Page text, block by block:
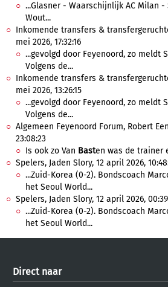
...Glasner - Waarschijnlijk AC Milan -
Wout...
Inkomende transfers &
mei 2026, 17:32:16
...gevolgd door Feyenoord, zo meldt
Volgens de...
Inkomende transfers &
mei 2026, 13:26:15
...gevolgd door Feyenoord, zo meldt
Volgens de...
Algemeen Feyenoord Forum, Robert
23:08:23
Is ook zo Van Basten was de trainer
Spelers, Jaden Slory, 12 april 2026,
...Zuid-Korea (0-2). Bondscoach
het Seoul World...
Spelers, Jaden Slory, 12 april 2026,
...Zuid-Korea (0-2). Bondscoach
het Seoul World...
Direct naar